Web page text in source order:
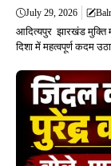
July 29, 2026
आदित्यपुर झारखंड मुक्ति
दिशा में महत्वपूर्ण कदम